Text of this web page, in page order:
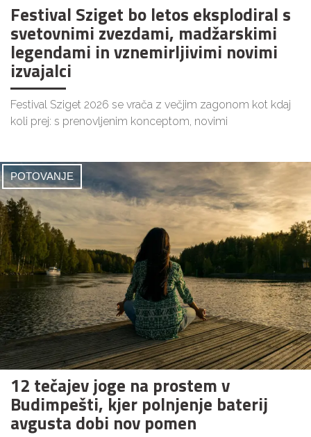
Festival Sziget bo letos eksplodiral s
svetovnimi zvezdami, madžarskimi
legendami in vznemirljivimi novimi
izvajalci
Festival Sziget 2026 se vrača z večjim zagonom kot kdaj
koli prej: s prenovljenim konceptom, novimi
POTOVANJE
12 tečajev joge na prostem v
Budimpešti, kjer polnjenje baterij
avgusta dobi nov pomen